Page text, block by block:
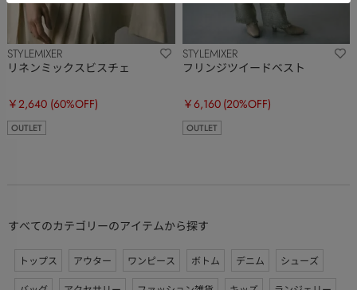
STYLEMIXER
リネンミックスビスチェ
￥2,640 (60%OFF)
OUTLET
STYLEMIXER
フリンジツイードベスト
￥6,160 (20%OFF)
OUTLET
すべてのカテゴリーのアイテムから探す
トップス アウター ワンピース ボトム デニム
シューズ